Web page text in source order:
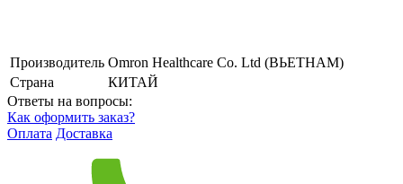
Производитель Omron Healthcare Co. Ltd (ВЬЕТНАМ)
Страна
КИТАЙ
Ответы на вопросы:
Как оформить заказ?
Оплата Доставка